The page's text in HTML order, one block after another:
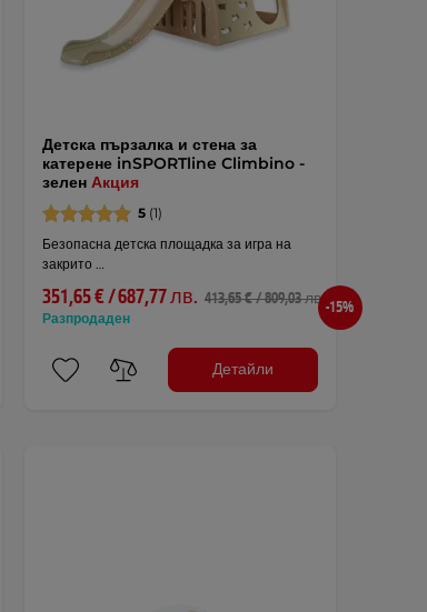
Детска пързалка и стена за
катерене inSPORTline Climbino -
зелен Акция
5(1)
Безопасна детска площадка за игра на
закрито …
351,65 € / 687,77 лв. 413,65 € / 809,03 лв.
Разпродаден
-15%
Детайли